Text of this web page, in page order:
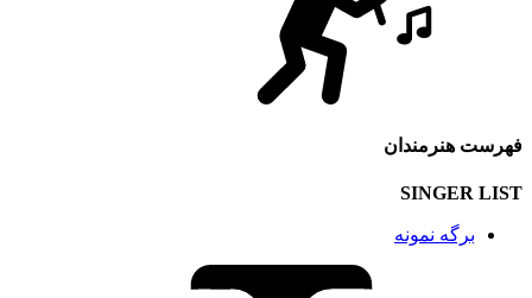
فهرست هنرمندان
SINGER LIST
برگه نمونه